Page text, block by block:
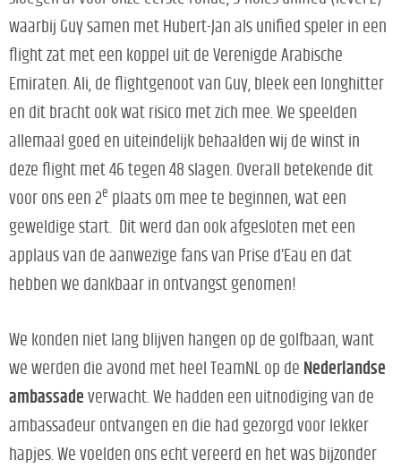
waarbij Guy samen met Hubert-Jan als unified speler in een
flight zat met een koppel uit de Verenigde Arabische
Emiraten. Ali, de flightgenoot van Guy, bleek een longhitter
en dit bracht ook wat risico met zich mee. We speelden
allemaal goed en uiteindelijk behaalden wij de winst in
deze flight met 46 tegen 48 slagen. Overall betekende dit
voor ons een 2e plaats om mee te beginnen, wat een
geweldige start. Dit werd dan ook afgesloten met een
applaus van de aanwezige fans van Prise d’Eau en dat
hebben we dankbaar in ontvangst genomen!
We konden niet lang blijven hangen op de golfbaan, want
we werden die avond met heel TeamNL op de Nederlandse
ambassade verwacht. We hadden een uitnodiging van de
ambassadeur ontvangen en die had gezorgd voor lekker
hapjes. We voelden ons echt vereerd en het was bijzonder